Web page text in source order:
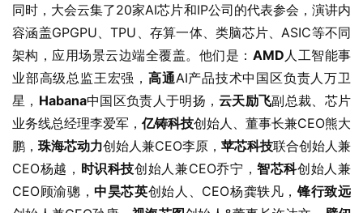
同时，大会云集了20家AI芯片和IP公司的代表参会，演讲内
容涵盖GPGPU、TPU、存算一体、类脑芯片、ASIC等不同
架构，应用场景云边端全覆盖。他们是： AMD人工智能事
业部高级总监王宏强， 高通AI产品技术中国区负责人万卫
星， Habana中国区负责人于明扬，云天励飞副总裁、芯片
业务线总经理李爱军， 亿铸科技创始人、董事长兼CEO熊大
鹏， 珠海芯动力创始人兼CEO李原， 苹芯科技联合创始人兼
CEO杨越， 时识科技创始人兼CEO乔宁，智芯科创始人兼
CEO顾渝骢，中昊芯英创始人、CEO杨龚轶凡，锋行致远